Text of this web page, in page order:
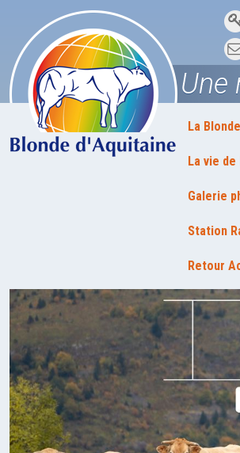
Une
La
La vie de
Galerie
Station
Retour